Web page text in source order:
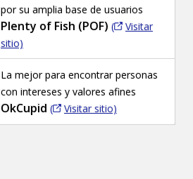
por su amplia base de usuarios
Plenty of Fish (POF) (
Visitar
sitio)
La mejor para encontrar personas
con intereses y valores afines
OkCupid ( Visitar sitio)